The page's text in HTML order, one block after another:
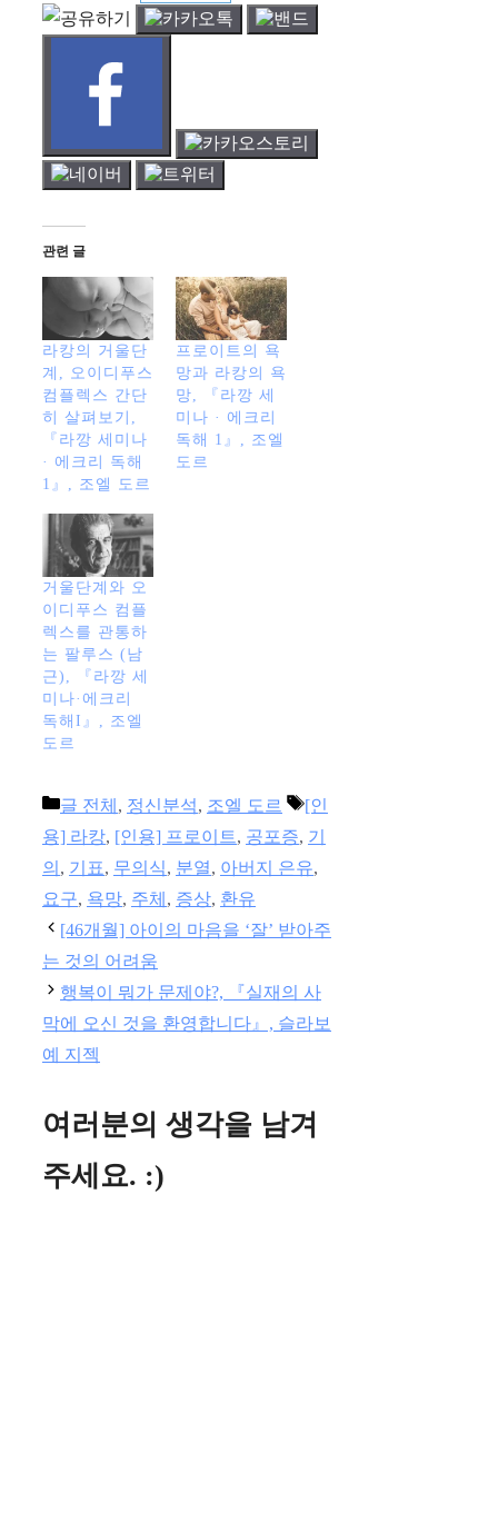
관련 글
라캉의 거울단
계, 오이디푸스
컴플렉스 간단
히 살펴보기,
『라깡 세미나
· 에크리 독해
1』, 조엘 도르
프로이트의 욕
망과 라캉의 욕
망, 『라깡 세
미나 · 에크리
독해 1』, 조엘
도르
거울단계와 오
이디푸스 컴플
렉스를 관통하
는 팔루스 (남
근), 『라깡 세
미나·에크리
독해I』, 조엘
도르
카
테
고
리
글 전체 , 정신분석, 조엘 도르
태
그
[인
용] 라캉, [인용] 프로이트 , 공포증, 기
의 , 기표, 무의식, 분열, 아버지 은유,
요구, 욕망, 주체 , 증상, 환유
[46개월] 아이의 마음을 ‘잘’ 받아주
는 것의 어려움
행복이 뭐가 문제야?, 『실재의 사
막에 오신 것을 환영합니다』, 슬라보
예 지젝
여러분의 생각을 남겨
주세요. :)